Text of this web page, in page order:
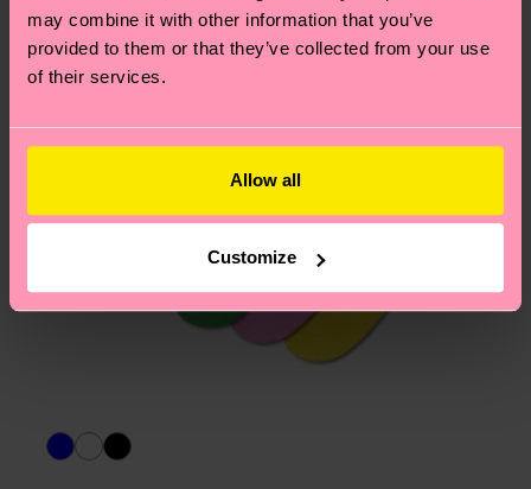
may combine it with other information that you’ve
provided to them or that they’ve collected from your use
of their services.
Allow all
Customize